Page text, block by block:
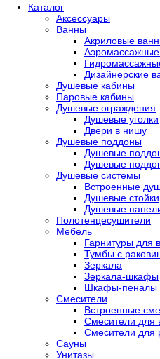
Каталог
Аксессуары
Ванны
Акриловые
Дизайнерские
Душевые кабины
Паровые кабины
Душевые ограждения
Душевые уголки
Двери в нишу
Душевые поддоны
Душевые
Душевые
Душевые системы
Встроенные
Душевые стойки
Душевые
Полотенцесушители
Мебель
Гарнитуры для
Тумбы с
Зеркала
Зеркала-шкафы
Шкафы-пеналы
Смесители
Встроенные
Смесители для
Смесители для
Сауны
Унитазы